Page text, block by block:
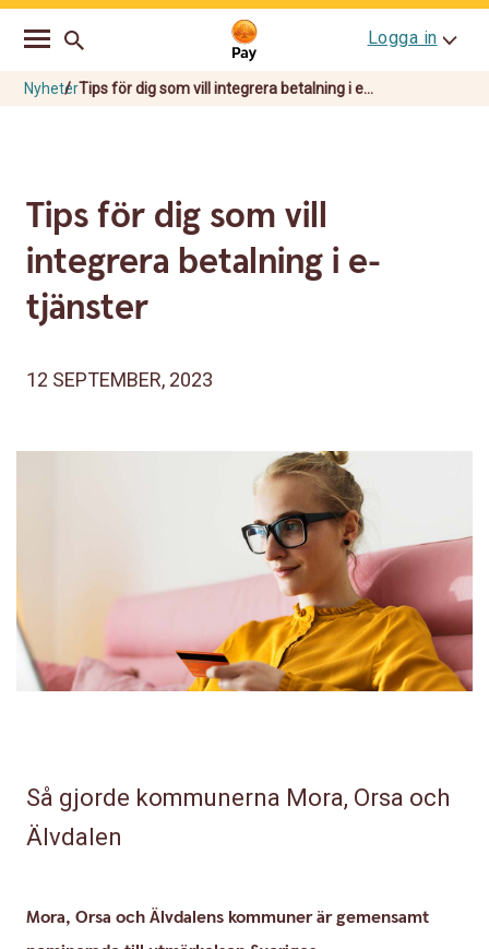
Go
navigation
Skip
Logga in
NyheterTips för dig som vill integrera betalning i e...
Tips för dig som vill
integrera betalning i e-
tjänster
12 SEPTEMBER, 2023
Så gjorde kommunerna Mora, Orsa och
Älvdalen
Mora, Orsa och Älvdalens kommuner är gemensamt